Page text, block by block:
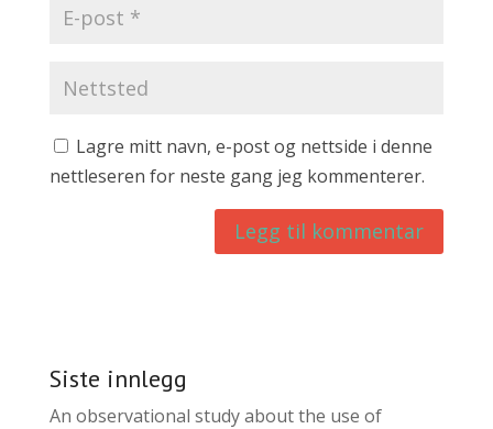
Lagre mitt navn, e-post og nettside i denne
nettleseren for neste gang jeg kommenterer.
Siste innlegg
An observational study about the use of